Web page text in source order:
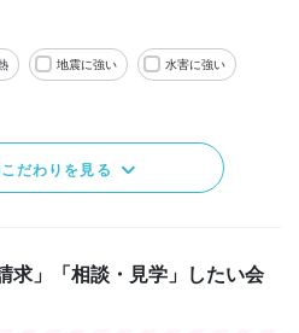
地震に強い 水害に強い
だわりを見る
求」「相談・見学」したい会